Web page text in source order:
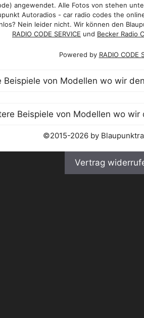
angewendet. Alle Fotos von stehen
Autoradios - car radio codes the
Nein leider nicht. Wir können den
RADIO CODE SERVICE und Becker Radio
Powered by RADIO CODE
©2015-2026 by
Vertrag